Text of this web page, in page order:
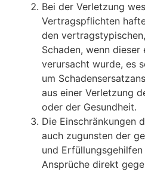
Bei der Verletzung
Vertragspflichten
den
Schaden, wenn
verursacht wurde, es
um
aus einer Verletzung
oder der Gesundheit.
Die Einschränkungen
auch zugunsten der
und
Ansprüche direkt